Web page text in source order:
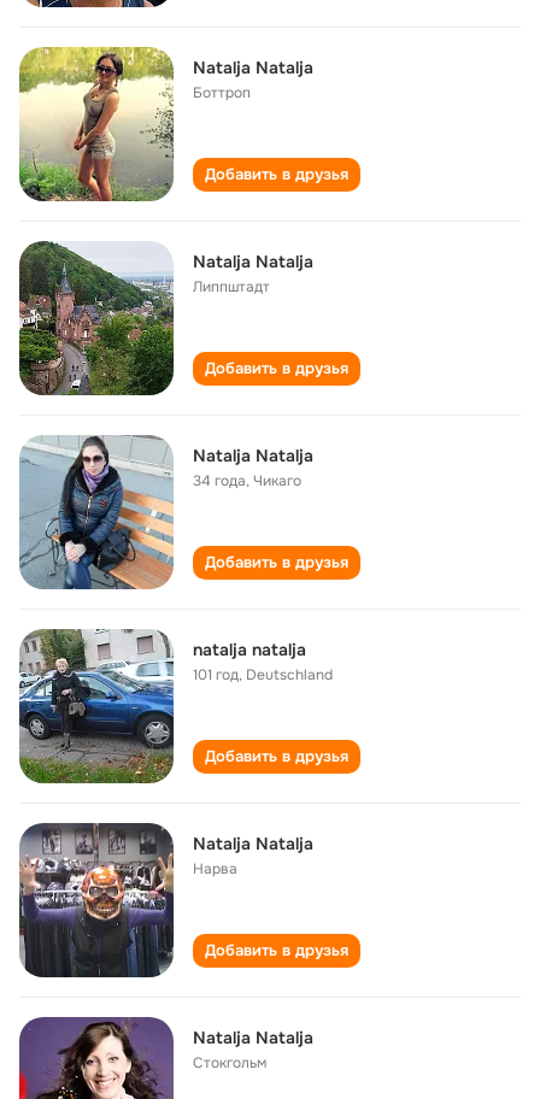
Natalja Natalja
Боттроп
Добавить в друзья
Natalja Natalja
Липпштадт
Добавить в друзья
Natalja Natalja
34 года,Чикаго
Добавить в друзья
natalja natalja
101 год, Deutschland
Добавить в друзья
Natalja Natalja
Нарва
Добавить в друзья
Natalja Natalja
Стокгольм